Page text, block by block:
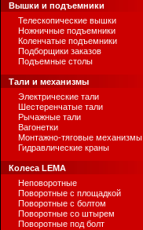
Вышки и подъемники
Телескопические вышки
Ножничные подъемники
Коленчатые подъемники
Подборщики заказов
Подъемные столы
Тали и механизмы
Электрические тали
Шестеренчатые тали
Рычажные тали
Вагонетки
Монтажно-тяговые механизмы
Гидравлические краны
Колеса LEMA
Неповоротные
Поворотные с площадкой
Поворотные с болтом
Поворотные со штырем
Поворотные под болт